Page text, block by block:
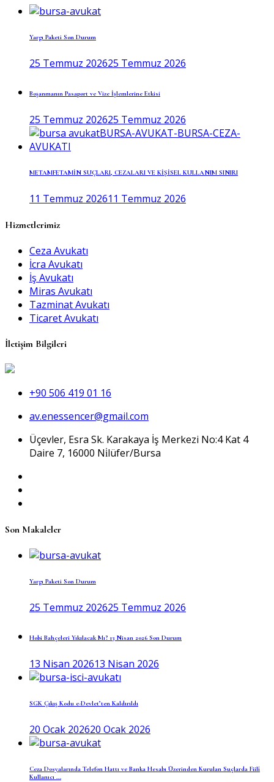
Yargı Paketi Son Durum
25 Temmuz 202625 Temmuz 2026
Boşanmanın Pasaport ve Vize İşlemlerine Etkisi
25 Temmuz 202625 Temmuz 2026
METAMFETAMİN SUÇLARI, CEZALARI VE KİŞİSEL KULLANIM SINIRI
11 Temmuz 202611 Temmuz 2026
Hizmetlerimiz
Ceza Avukatı
İcra Avukatı
İş Avukatı
Miras Avukatı
Tazminat Avukatı
Ticaret Avukatı
İletişim Bilgileri
+90 506 419 01 16
av.enessencer@gmail.com
Üçevler, Esra Sk. Karakaya İş Merkezi No:4 Kat 4
Daire 7, 16000 Ni̇lüfer/Bursa
Son Makaleler
Yargı Paketi Son Durum
25 Temmuz 202625 Temmuz 2026
Hobi Bahçeleri Yıkılacak Mı? 13 Nisan 2026 Son Durum
13 Nisan 202613 Nisan 2026
SGK Çıkış Kodu e-Devlet’ten Kaldırıldı
20 Ocak 202620 Ocak 2026
Ceza Dosyalarında Telefon Hattı ve Banka Hesabı Üzerinden Kurulan Suçlarda Fiilî
Kullanıcı ...